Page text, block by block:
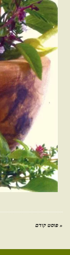
« פוסט קודם